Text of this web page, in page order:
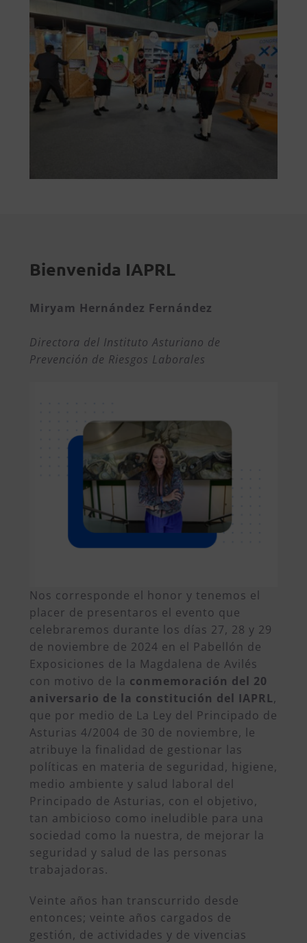
Bienvenida IAPRL
Miryam Hernández Fernández
Directora del Instituto Asturiano de
Prevención de Riesgos Laborales
Nos corresponde el honor y tenemos el
placer de presentaros el evento que
celebraremos durante los días 27, 28 y 29
de noviembre de 2024 en el Pabellón de
Exposiciones de la Magdalena de Avilés
con motivo de la conmemoración del 20
aniversario de la constitución del IAPRL,
que por medio de La Ley del Principado de
Asturias 4/2004 de 30 de noviembre, le
atribuye la finalidad de gestionar las
políticas en materia de seguridad, higiene,
medio ambiente y salud laboral del
Principado de Asturias, con el objetivo,
tan ambicioso como ineludible para una
sociedad como la nuestra, de mejorar la
seguridad y salud de las personas
trabajadoras.
Veinte años han transcurrido desde
entonces; veinte años cargados de
gestión, de actividades y de vivencias